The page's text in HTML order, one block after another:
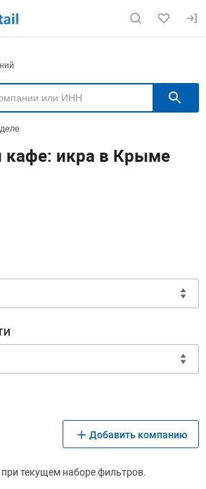
по сайту fishretail.ru
компаниям
кафе: икра в Крыме
Добавить компанию
текущем наборе фильтров.